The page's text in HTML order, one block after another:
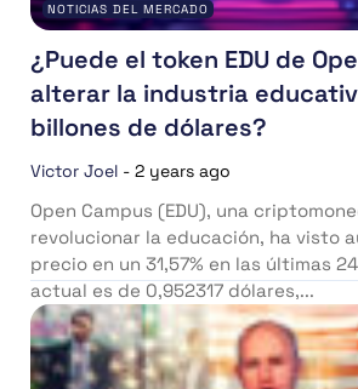
NOTICIAS DEL MERCADO
¿Puede el token EDU de
alterar la industria
billones de dólares?
Victor Joel - 2 years ago
Open Campus (EDU), una
revolucionar la educación, ha visto
precio en un 31,57% en las últimas
actual es de 0,952317 dólares,...